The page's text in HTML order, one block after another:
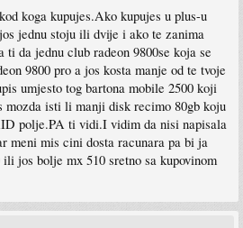
koga kupujes.Ako kupujes u plus-u
jednu stoju ili dvije i ako te zanima
ti da jednu club radeon 9800se koja se
9800 pro a jos kosta manje od te tvoje
umjesto tog bartona mobile 2500 koji
mozda isti li manji disk recimo 80gb koju
polje.PA ti vidi.I vidim da nisi napisala
meni mis cini dosta racunara pa bi ja
jos bolje mx 510 sretno sa kupovinom